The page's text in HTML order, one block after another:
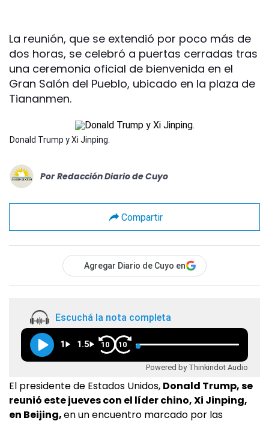
La reunión, que se extendió por poco más de
dos horas, se celebró a puertas cerradas tras
una ceremonia oficial de bienvenida en el
Gran Salón del Pueblo, ubicado en la plaza de
Tiananmen.
Donald Trump y Xi Jinping.
Por Redacción Diario de Cuyo
Compartir
Agregar Diario de Cuyo en
Escuchá la nota completa
1 1.5 10 10
Powered by Thinkindot Audio
El presidente de Estados Unidos, Donald Trump, se
reunió este jueves con el líder chino, Xi Jinping,
en Beijing,en un encuentro marcado por las